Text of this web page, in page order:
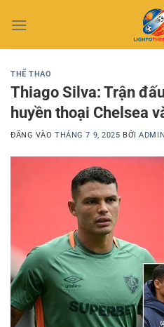
qua
THỂ THAO
Thiago Silva: Trận
huyền thoại Chelsea
ĐĂNG VÀOTHÁNG 7 9, 2025 BỞIADMIN